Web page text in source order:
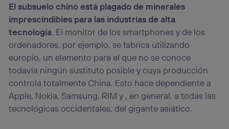
El subsuelo chino está plagado de minerales
imprescindibles para las industrias de alta
tecnología. El monitor de los smartphones y de los
ordenadores, por ejemplo, se fabrica utilizando
europio, un elemento para el que no se conoce
todavía ningún sustituto posible y cuya producción
controla totalmente China. Esto hace dependiente a
Apple, Nokia, Samsung, RIM y , en general, a todas las
tecnológicas occidentales, del gigante asiático.